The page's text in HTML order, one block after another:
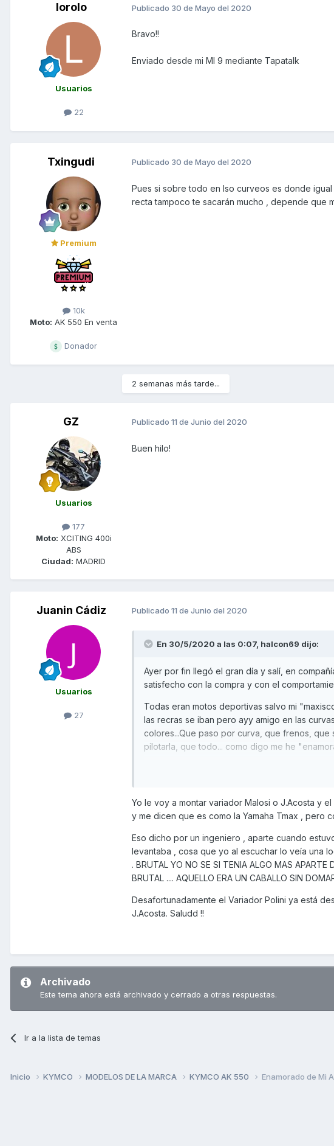
lorolo
Usuarios
22
Publicado 30 de Mayo del 2020
Bravo!!
Enviado desde mi MI 9 mediante Tapatalk
Txingudi
Premium
10k
Moto: AK 550 En venta
Donador
Publicado 30 de Mayo del 2020
Pues si sobre todo en lso curveos es donde
recta tampoco te sacarán mucho , depende que
2 semanas más tarde...
GZ
Usuarios
177
Moto: XCITING 400i
ABS
Ciudad: MADRID
Publicado 11 de Junio del 2020
Buen hilo!
Juanin Cádiz
Usuarios
27
Publicado 11 de Junio del 2020
En 30/5/2020 a las 0:07, halcon69 dijo:
Ayer por fin llegó el gran día y salí, en
satisfecho con la compra y con el
Todas eran motos deportivas salvo mi
las recras se iban pero ayy amigo en las
colores...Que paso por curva, que frenos,
pilotarla, que todo... como digo me he
Decir que tiene 2000 kms , es mi duodécima
tampoco, con los casi 55 CV que tiene "Mi
variador J Costa XRP, no por mayor potencia
tendrá que ir, si ya mejora como va ahora...
Perdón por el ladrillo! Gassssss
Yo le voy a montar variador Malosi o J.Acosta y
y me dicen que es como la Yamaha Tmax , pero
Eso dicho por un ingeniero , aparte cuando
levantaba , cosa que yo al escuchar lo veía una
. BRUTAL YO NO SE SI TENIA ALGO MAS APARTE
BRUTAL .... AQUELLO ERA UN CABALLO SIN
Desafortunadamente el Variador Polini ya está
J.Acosta. Saludd !!
Archivado
Este tema ahora está archivado y cerrado a otras respuestas.
Ir a la lista de temas
Inicio KYMCO MODELOS DE LA MARCA KYMCO AK 550 Enamorado de Mi